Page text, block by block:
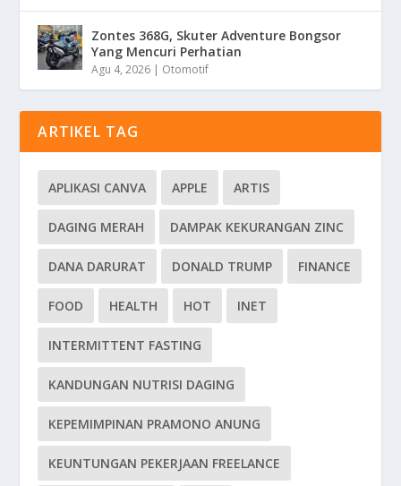
Zontes 368G, Skuter Adventure Bongsor
Yang Mencuri Perhatian
Agu 4, 2026 | Otomotif
ARTIKEL TAG
APLIKASI CANVA APPLE ARTIS
DAGING MERAH DAMPAK KEKURANGAN ZINC
DANA DARURAT DONALD TRUMP FINANCE
FOOD HEALTH HOT INET
INTERMITTENT FASTING
KANDUNGAN NUTRISI DAGING
KEPEMIMPINAN PRAMONO ANUNG
KEUNTUNGAN PEKERJAAN FREELANCE